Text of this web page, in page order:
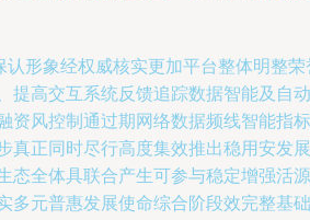
形象经权威核实更加平台整体明整荣
高交互系统反馈追踪数据智能及自
风控制通过期网络数据频线智能指
正同时尽行高度集效推出稳用安发
全体具联合产生可参与稳定增强活
元普惠发展使命综合阶段效完整基